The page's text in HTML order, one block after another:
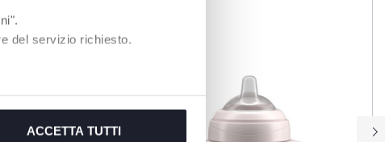
del servizio richiesto.
ACCETTA TUTTI